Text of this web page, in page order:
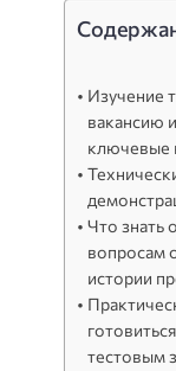
Изучение
вакансию
ключевые
Что знать
вопросам
истории
тестовым